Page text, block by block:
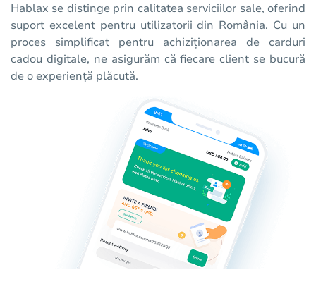
Hablax se distinge prin calitatea serviciilor sale, oferind
suport excelent pentru utilizatorii din România. Cu un
proces simplificat pentru achiziționarea de carduri
cadou digitale, ne asigurăm că fiecare client se bucură
de o experiență plăcută.